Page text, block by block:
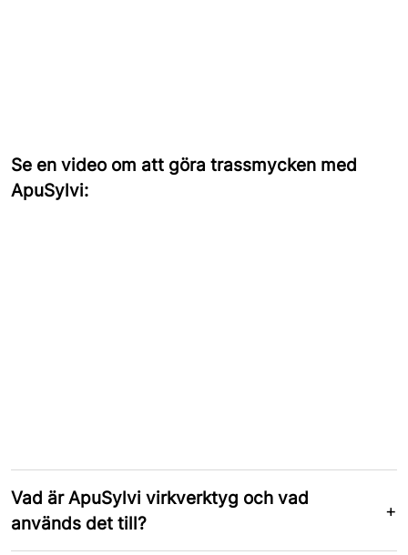
Se en video om att göra trassmycken med
ApuSylvi:
Vad är ApuSylvi virkverktyg och vad
används det till?